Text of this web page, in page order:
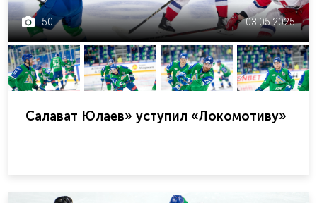
50 03.05.2025
Салават Юлаев» уступил «Локомотиву»